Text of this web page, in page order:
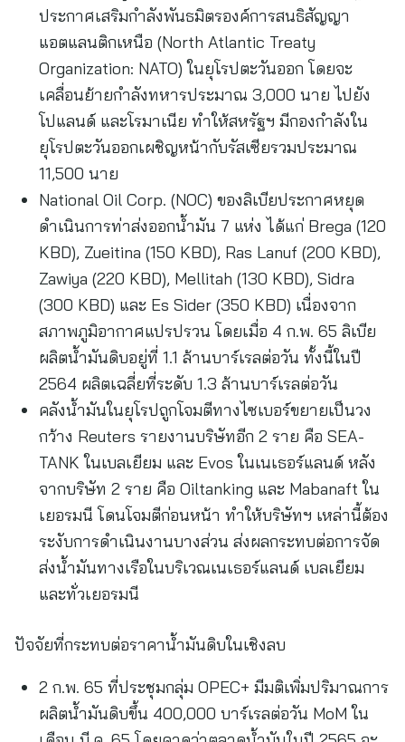
ประกาศเสริมกำลังพันธมิตรองค์การสนธิสัญญา
แอตแลนติกเหนือ (North Atlantic Treaty
Organization: NATO) ในยุโรปตะวันออก โดยจะ
เคลื่อนย้ายกำลังทหารประมาณ 3,000 นาย ไปยัง
โปแลนด์ และโรมาเนีย ทำให้สหรัฐฯ มีกองกำลังใน
ยุโรปตะวันออกเผชิญหน้ากับรัสเซียรวมประมาณ
11,500 นาย
National Oil Corp. (NOC) ของลิเบียประกาศหยุด
ดำเนินการท่าส่งออกน้ำมัน 7 แห่ง ได้แก่ Brega (120
KBD), Zueitina (150 KBD), Ras Lanuf (200 KBD),
Zawiya (220 KBD), Mellitah (130 KBD), Sidra
(300 KBD) และ Es Sider (350 KBD) เนื่องจาก
สภาพภูมิอากาศแปรปรวน โดยเมื่อ 4 ก.พ. 65 ลิเบีย
ผลิตน้ำมันดิบอยู่ที่ 1.1 ล้านบาร์เรลต่อวัน ทั้งนี้ในปี
2564 ผลิตเฉลี่ยที่ระดับ 1.3 ล้านบาร์เรลต่อวัน
คลังน้ำมันในยุโรปถูกโจมตีทางไซเบอร์ขยายเป็นวง
กว้าง Reuters รายงานบริษัทอีก 2 ราย คือ SEA-
TANK ในเบลเยียม และ Evos ในเนเธอร์แลนด์ หลัง
จากบริษัท 2 ราย คือ Oiltanking และ Mabanaft ใน
เยอรมนี โดนโจมตีก่อนหน้า ทำให้บริษัทฯ เหล่านี้ต้อง
ระงับการดำเนินงานบางส่วน ส่งผลกระทบต่อการจัด
ส่งน้ำมันทางเรือในบริเวณเนเธอร์แลนด์ เบลเยียม
และทั่วเยอรมนี
ปัจจัยที่กระทบต่อราคาน้ำมันดิบในเชิงลบ
2 ก.พ. 65 ที่ประชุมกลุ่ม OPEC+ มีมติเพิ่มปริมาณการ
ผลิตน้ำมันดิบขึ้น 400,000 บาร์เรลต่อวัน MoM ใน